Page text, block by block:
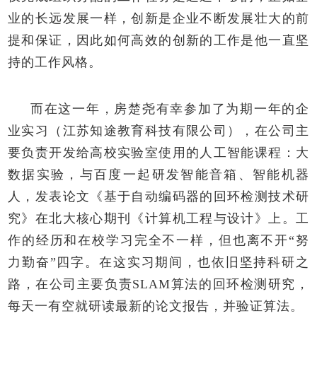
业的长远发展一样，创新是企业不断发展壮大的前
提和保证，因此如何高效的创新的工作是他一直坚
持的工作风格。
而在这一年，房楚尧有幸参加了为期一年的企
业实习（江苏知途教育科技有限公司），在公司主
要负责开发给高校实验室使用的人工智能课程：大
数据实验，与百度一起研发智能音箱、智能机器
人，发表论文《基于自动编码器的回环检测技术研
究》在北大核心期刊《计算机工程与设计》上。工
作的经历和在校学习完全不一样，但也离不开“努
力勤奋”四字。在这实习期间，也依旧坚持科研之
路，在公司主要负责SLAM算法的回环检测研究，
每天一有空就研读最新的论文报告，并验证算法。